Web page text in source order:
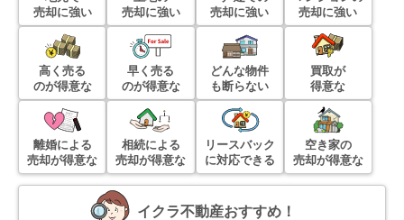
売却に強い
売却に強い
売却に強い
売却に強い
高く売る
のが得意な
早く売る
のが得意な
どんな物件
も断らない
買取が
得意な
離婚による
売却が得意な
相続による
売却が得意な
リースバック
に対応できる
空き家の
売却が得意な
イクラ不動産おすすめ！